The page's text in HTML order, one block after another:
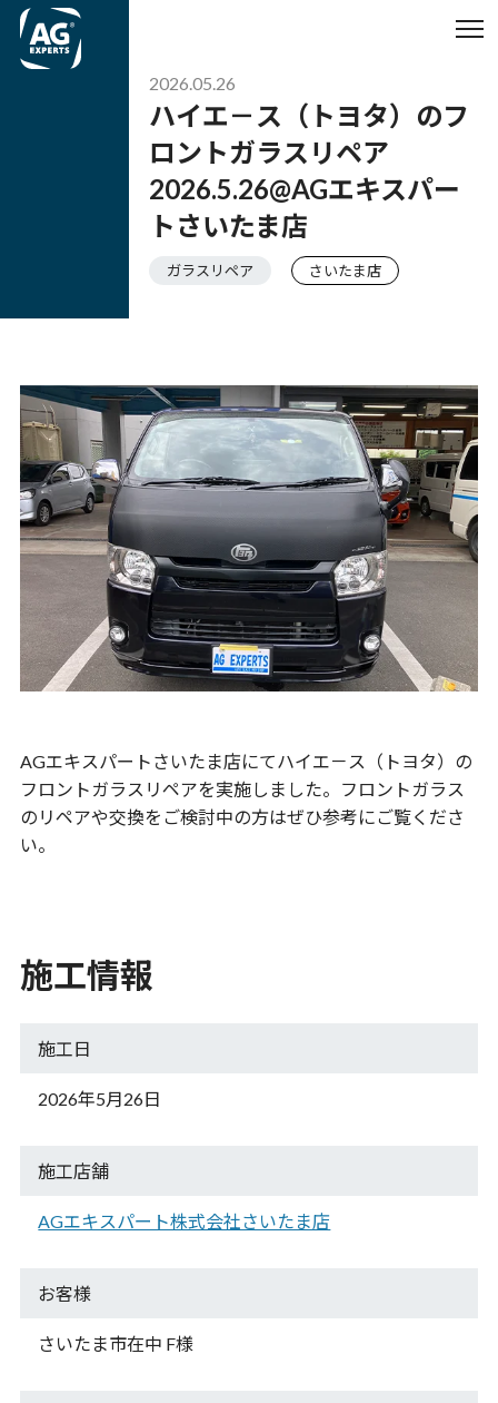
2026.05.26
ハイエ－ス（トヨタ）のフ
ロントガラスリペア
2026.5.26@AGエキスパー
トさいたま店
ガラスリペア さいたま店
AGエキスパートさいたま店にてハイエ－ス（トヨタ）の
フロントガラスリペアを実施しました。フロントガラス
のリペアや交換をご検討中の方はぜひ参考にご覧くださ
い。
施工情報
施工日
2026年5月26日
施工店舗
AGエキスパート株式会社さいたま店
お客様
さいたま市在中 F様